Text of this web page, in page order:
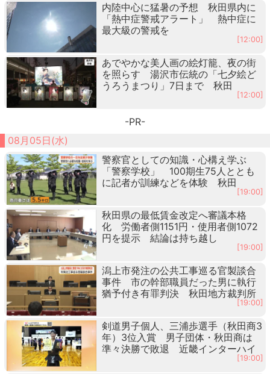
内陸中心に猛暑の予想 秋田県内に
「熱中症警戒アラート」 熱中症に
最大級の警戒を
[12:00]
あでやかな美人画の絵灯籠、夜の街
を照らす 湯沢市伝統の「七夕絵ど
うろうまつり」7日まで 秋田
[12:00]
-PR-
08月05日(水)
警察官としての知識・心構え学ぶ
「警察学校」 100期生75人ととも
に記者が訓練などを体験 秋田
[19:00]
秋田県の最低賃金改定へ審議本格
化 労働者側1151円・使用者側1072
円を提示 結論は持ち越し
[19:00]
潟上市発注の公共工事巡る官製談合
事件 市の幹部職員だった男に執行
猶予付き有罪判決 秋田地方裁判所
[19:00]
剣道男子個人、三浦歩選手（秋田商3
年）3位入賞 男子団体・秋田商は
準々決勝で敗退 近畿インターハイ
[19:00]